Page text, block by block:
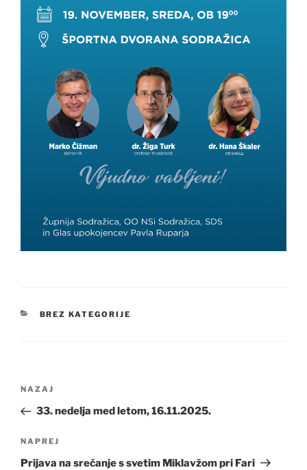
KATEGORIJE
BREZ KATEGORIJE
Prejšnji
prispevek
NAZAJ
33. nedelja med letom, 16.11.2025.
Naslednji
prispevek
NAPREJ
Prijava na srečanje s svetim Miklavžom pri Fari